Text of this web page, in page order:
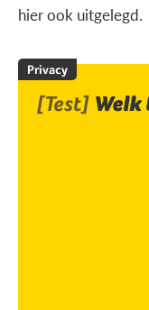
hier ook uitgelegd.
Privacy
[Test] Welk